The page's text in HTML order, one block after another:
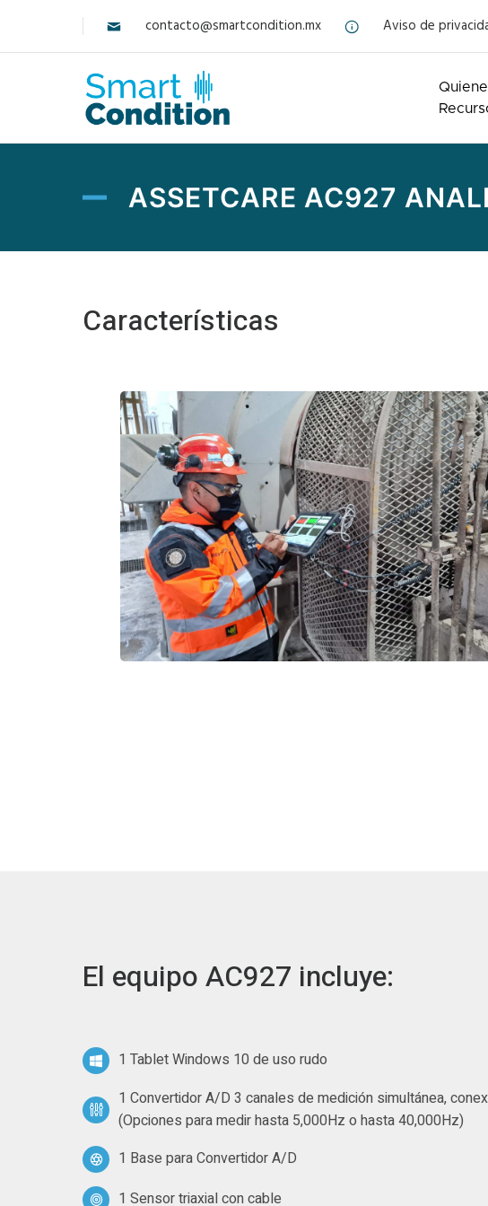
contacto@smartcondition.mx Aviso de
ASSETCARE AC927
Características
El equipo AC927 incluye:
1 Tablet Windows 10 de uso rudo
1 Convertidor A/D 3 canales de medición simultánea,
(Opciones para medir hasta 5,000Hz o hasta 40,000Hz)
1 Base para Convertidor A/D
1 Sensor triaxial con cable